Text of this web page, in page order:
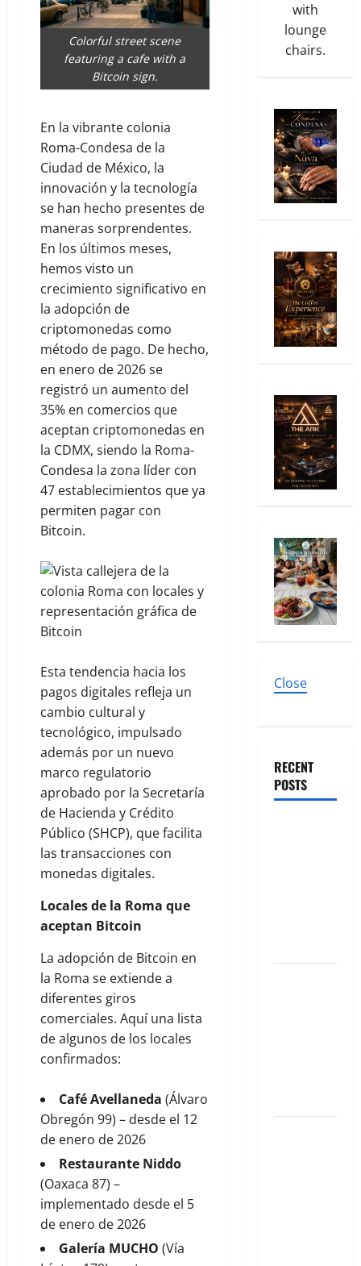
Colorful street scene
featuring a cafe with a
Bitcoin sign.
En la vibrante colonia
Roma-Condesa de la
Ciudad de México, la
innovación y la tecnología
se han hecho presentes de
maneras sorprendentes.
En los últimos meses,
hemos visto un
crecimiento significativo en
la adopción de
criptomonedas como
método de pago. De hecho,
en enero de 2026 se
registró un aumento del
35% en comercios que
aceptan criptomonedas en
la CDMX, siendo la Roma-
Condesa la zona líder con
47 establecimientos que ya
permiten pagar con
Bitcoin.
Esta tendencia hacia los
pagos digitales refleja un
cambio cultural y
tecnológico, impulsado
además por un nuevo
marco regulatorio
aprobado por la Secretaría
de Hacienda y Crédito
Público (SHCP), que facilita
las transacciones con
monedas digitales.
Locales de la Roma que
aceptan Bitcoin
La adopción de Bitcoin en
la Roma se extiende a
diferentes giros
comerciales. Aquí una lista
de algunos de los locales
confirmados:
Café Avellaneda (Álvaro
Obregón 99) – desde el 12
de enero de 2026
Restaurante Niddo
(Oaxaca 87) –
implementado desde el 5
de enero de 2026
Galería MUCHO (Vía
with
lounge
chairs.
Close
RECENT
POSTS